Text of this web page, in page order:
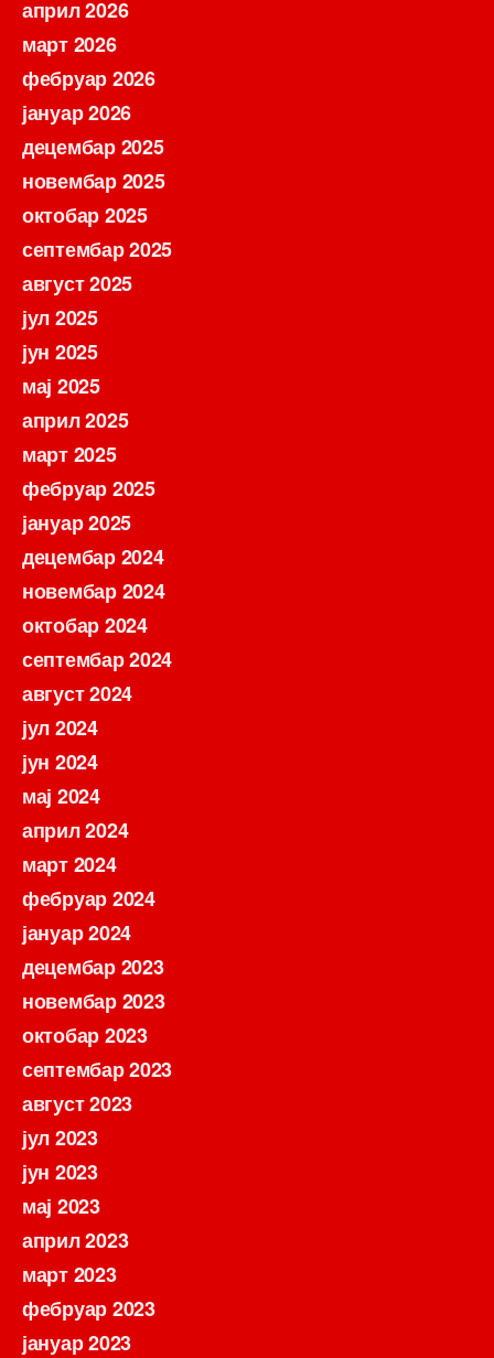
април 2026
март 2026
фебруар 2026
јануар 2026
децембар 2025
новембар 2025
октобар 2025
септембар 2025
август 2025
јул 2025
јун 2025
мај 2025
април 2025
март 2025
фебруар 2025
јануар 2025
децембар 2024
новембар 2024
октобар 2024
септембар 2024
август 2024
јул 2024
јун 2024
мај 2024
април 2024
март 2024
фебруар 2024
јануар 2024
децембар 2023
новембар 2023
октобар 2023
септембар 2023
август 2023
јул 2023
јун 2023
мај 2023
април 2023
март 2023
фебруар 2023
јануар 2023